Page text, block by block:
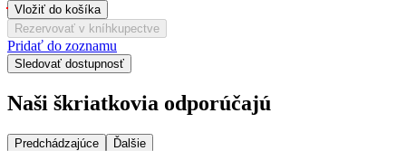
Vložiť do košíka
Rezervovať v kníhkupectve
Pridať do zoznamu
Sledovať dostupnosť
Naši škriatkovia odporúčajú
Predchádzajúce Ďalšie